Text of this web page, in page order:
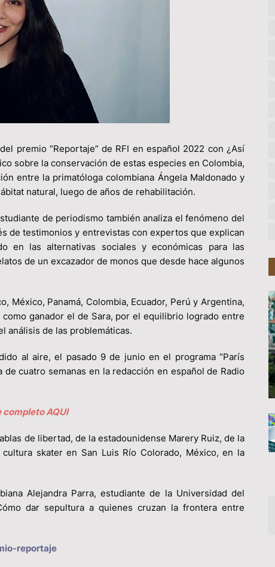
premio “Reportaje” de RFI en español 2022 con ¿Así
sobre la conservación de estas especies en Colombia,
entre la primatóloga colombiana Ángela Maldonado y
natural, luego de años de rehabilitación.
de periodismo también analiza el fenómeno del
de testimonios y entrevistas con expertos que explican
en las alternativas sociales y económicas para las
de un excazador de monos que desde hace algunos
México, Panamá, Colombia, Ecuador, Perú y Argentina,
ganador el de Sara, por el equilibrio logrado entre
análisis de las problemáticas.
al aire, el pasado 9 de junio en el programa “París
cuatro semanas en la redacción en español de Radio
AQUI
de libertad, de la estadounidense Marery Ruiz, de la
skater en San Luis Río Colorado, México, en la
Alejandra Parra, estudiante de la Universidad del
dar sepultura a quienes cruzan la frontera entre